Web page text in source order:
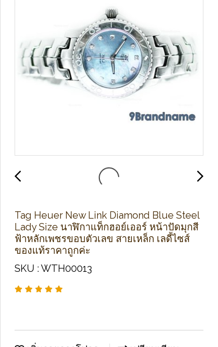
Tag Heuer New Link Diamond Blue Steel
Lady Size นาฬิกาแท็กฮอย์เออร์ หน้าปัดมุกสี
ฟ้าหลักเพชรขอบตัวเลข สายเหล็ก เลดี้ไซส์
ของแท้ราคาถูกค่ะ
SKU : WTH00013